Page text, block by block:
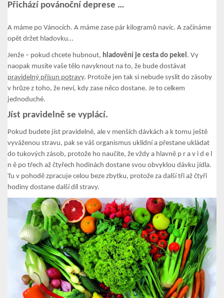
Přichází povánoční deprese …
A máme po Vánocích. A máme zase pár kilogramů navíc. A začínáme
opět držet hladovku…
Jenže – pokud chcete hubnout, hladovění je cesta do pekel . Vy
naopak musíte vaše tělo navyknout na to, že bude dostávat
pravidelný přísun potravy. Protože jen tak si nebude syslit do zásoby
v hrůze z toho, že neví, kdy zase něco dostane. Je to celkem
jednoduché.
Jíst pravidelně se vyplácí.
Pokud budete jíst pravidelně, ale v menších dávkách a k tomu ještě
vyváženou stravu, pak se váš organismus uklidní a přestane ukládat
do tukových zásob, protože ho naučíte, že vždy a hlavně p r a v i d e l
n ě po třech až čtyřech hodinách dostane svou obvyklou dávku jídla.
Tu v pohodě zpracuje celou beze zbytku, protože za další tři až čtyři
hodiny dostane další díl stravy.